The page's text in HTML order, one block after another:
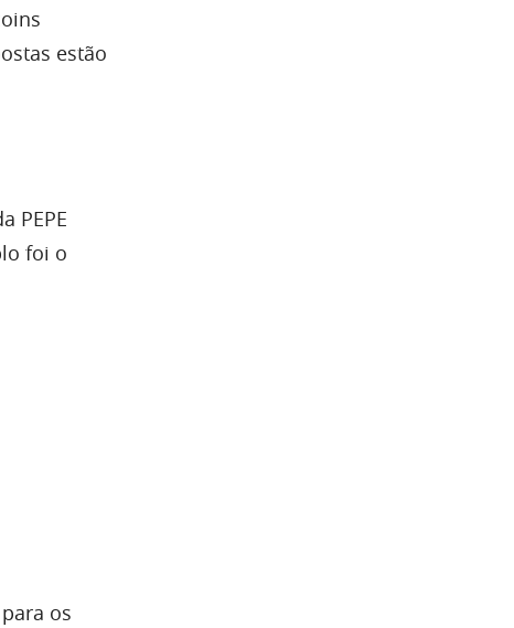
estão
PEPE
foi o
os